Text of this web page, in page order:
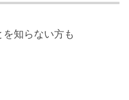
知らない方も